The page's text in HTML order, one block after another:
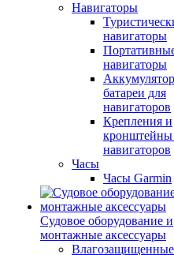
Навигаторы
навигаторы
навигаторы
батареи для
навигаторов
Крепления и
кронштейны
навигаторов
Часы
Часы Garmin
Судовое оборудование и
монтажные аксессуары
Влагозащищенные